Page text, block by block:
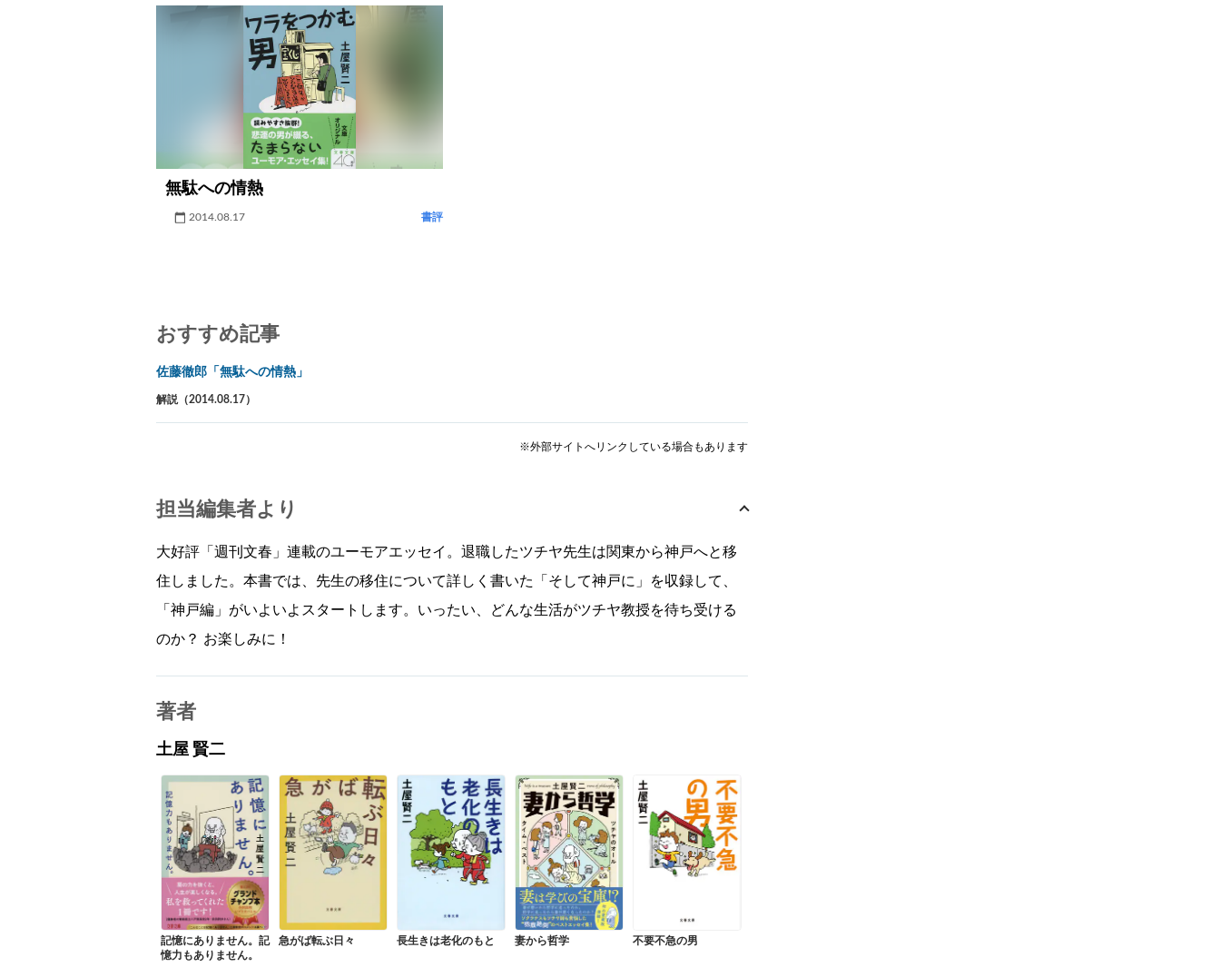
無駄への情熱
2014.08.17 書評
おすすめ記事
佐藤徹郎「無駄への情熱」
解説（2014.08.17）
※外部サイトへリンクしている場合もあります
担当編集者より
大好評「週刊文春」連載のユーモアエッセイ。退職したツチヤ先生は関東から神戸へと移
住しました。本書では、先生の移住について詳しく書いた「そして神戸に」を収録して、
「神戸編」がいよいよスタートします。いったい、どんな生活がツチヤ教授を待ち受ける
のか？ お楽しみに！
著者
土屋 賢二
記憶にありません。記
憶力もありません。
急がば転ぶ日々 長生きは老化のもと 妻から哲学 不要不急の男